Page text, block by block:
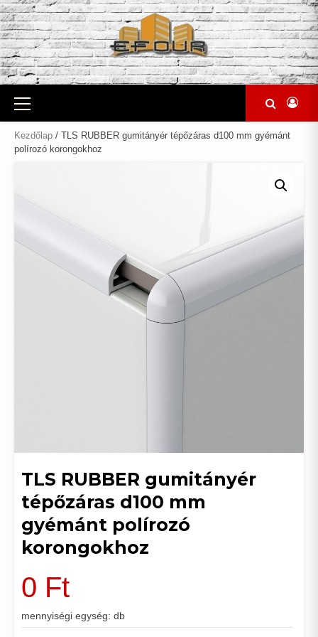
Skip
to
content
Primary
Menu
Kezdőlap / TLS RUBBER gumitányér tépőzáras d100 mm gyémánt
polírozó korongokhoz
TLS RUBBER gumitányér
tépőzáras d100 mm
gyémánt polírozó
korongokhoz
0 Ft
mennyiségi egység: db